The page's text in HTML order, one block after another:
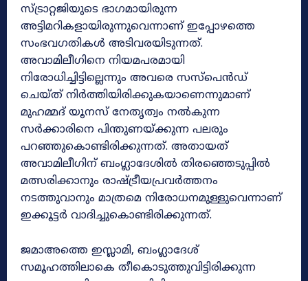
സ്ട്രാറ്റജിയുടെ ഭാഗമായിരുന്ന
അട്ടിമറികളായിരുന്നുവെന്നാണ് ഇപ്പോഴത്തെ
സംഭവഗതികൾ അടിവരയിടുന്നത്.
അവാമിലീഗിനെ നിയമപരമായി
നിരോധിച്ചിട്ടില്ലെന്നും അവരെ സസ്‌പെൻഡ്‌
ചെയ്ത് നിർത്തിയിരിക്കുകയാണെന്നുമാണ്
മുഹമ്മദ് യൂനസ് നേതൃത്വം നൽകുന്ന
സർക്കാരിനെ പിന്തുണയ്ക്കുന്ന പലരും
പറഞ്ഞുകൊണ്ടിരിക്കുന്നത്. അതായത്
അവാമിലീഗിന് ബംഗ്ലാദേശിൽ തിരഞ്ഞെടുപ്പിൽ
മത്സരിക്കാനും രാഷ്ട്രീയപ്രവർത്തനം
നടത്തുവാനും മാത്രമെ നിരോധനമുള്ളുവെന്നാണ്
ഇക്കൂട്ടർ വാദിച്ചുകൊണ്ടിരിക്കുന്നത്.
ജമാഅത്തെ ഇസ്ലാമി, ബംഗ്ലാദേശ്
സമൂഹത്തിലാകെ തീകൊടുത്തുവിട്ടിരിക്കുന്ന